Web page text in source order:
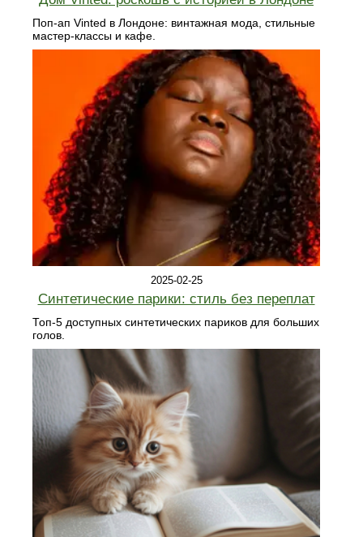
Поп-ап Vinted в Лондоне: винтажная мода, стильные
мастер-классы и кафе.
2025-02-25
Синтетические парики: стиль без переплат
Топ-5 доступных синтетических париков для больших
голов.